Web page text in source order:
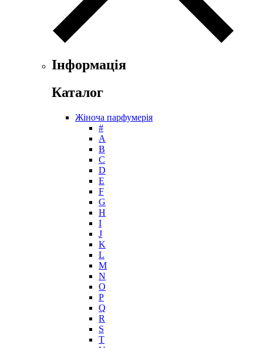
Інформація
Каталог
Жіноча парфумерія
#
А
B
C
D
E
F
G
H
I
J
K
L
M
N
O
P
Q
R
S
T